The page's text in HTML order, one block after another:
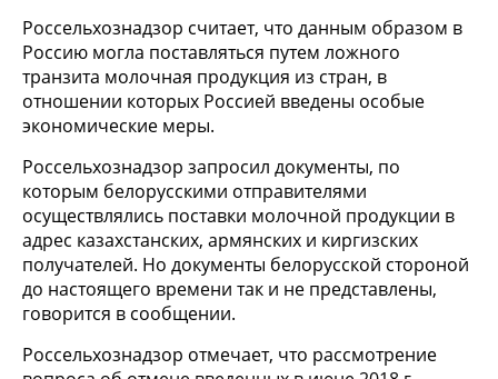
Россельхознадзор считает, что данным образом в
Россию могла поставляться путем ложного
транзита молочная продукция из стран, в
отношении которых Россией введены особые
экономические меры.
Россельхознадзор запросил документы, по
которым белорусскими отправителями
осуществлялись поставки молочной продукции в
адрес казахстанских, армянских и киргизских
получателей. Но документы белорусской стороной
до настоящего времени так и не представлены,
говорится в сообщении.
Россельхознадзор отмечает, что рассмотрение